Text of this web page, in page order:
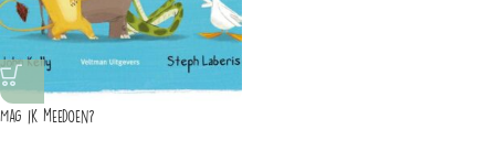
Mag ik meedoen?